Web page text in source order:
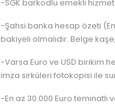
-SGK barkodlu emekli
-Şahsi banka hesap özeti
bakiyeli olmalıdır. Belge
-Varsa Euro ve USD birikim
imza sirküleri fotokopisi ile
-En az 30.000 Euro teminatlı